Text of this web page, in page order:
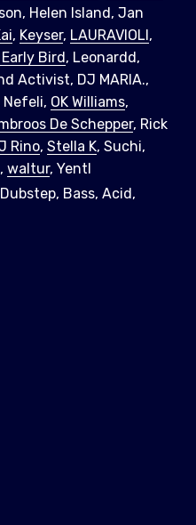
Helen Island, Jan
, Keyser, LAURAVIOLI,
Bird, Leonardd,
Activist, DJ MARIA.,
Nefeli, OK Williams,
De Schepper, Rick
Rino, Stella K, Suchi,
, waltur, Yentl
Bass, Acid,